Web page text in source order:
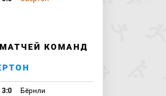
КОМАНД
3:0 Бёрнли